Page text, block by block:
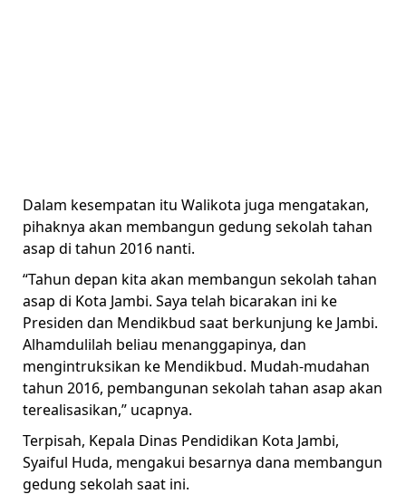
Dalam kesempatan itu Walikota juga mengatakan,
pihaknya akan membangun gedung sekolah tahan
asap di tahun 2016 nanti.
“Tahun depan kita akan membangun sekolah tahan
asap di Kota Jambi. Saya telah bicarakan ini ke
Presiden dan Mendikbud saat berkunjung ke Jambi.
Alhamdulilah beliau menanggapinya, dan
mengintruksikan ke Mendikbud. Mudah-mudahan
tahun 2016, pembangunan sekolah tahan asap akan
terealisasikan,” ucapnya.
Terpisah, Kepala Dinas Pendidikan Kota Jambi,
Syaiful Huda, mengakui besarnya dana membangun
gedung sekolah saat ini.